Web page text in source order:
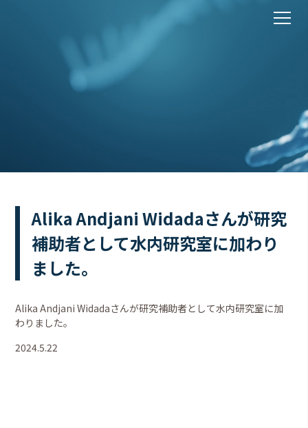
Alika Andjani Widadaさんが研究
補助者として水内研究室に加わり
ました。
Alika Andjani Widadaさんが研究補助者として水内研究室に加
わりました。
2024.5.22